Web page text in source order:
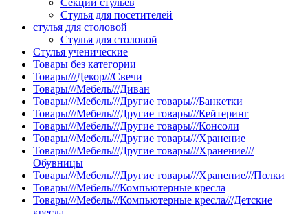
Секции стульев
Стулья для посетителей
стулья для столовой
Стулья для столовой
Стулья ученические
Товары без категории
Товары///Декор///Свечи
Товары///Мебель///Диван
Товары///Мебель///Другие товары///Банкетки
Товары///Мебель///Другие товары///Кейтеринг
Товары///Мебель///Другие товары///Консоли
Товары///Мебель///Другие товары///Хранение
Товары///Мебель///Другие товары///Хранение///
Обувницы
Товары///Мебель///Другие товары///Хранение///Полки
Товары///Мебель///Компьютерные кресла
Товары///Мебель///Компьютерные кресла///Детские